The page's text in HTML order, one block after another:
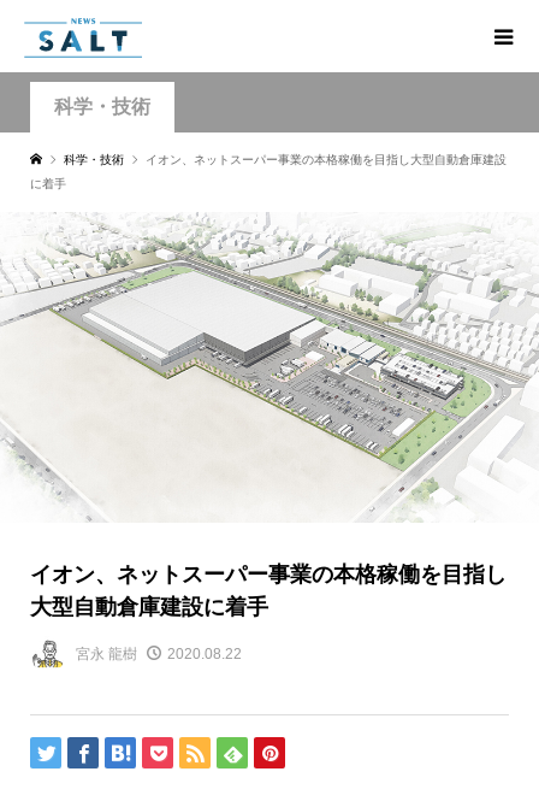
科学・技術
科学・技術
イオン、ネットスーパー事業の本格稼働を目指し大型自動倉庫建設
に着手
イオン、ネットスーパー事業の本格稼働を目指し
大型自動倉庫建設に着手
宮永 龍樹 2020.08.22